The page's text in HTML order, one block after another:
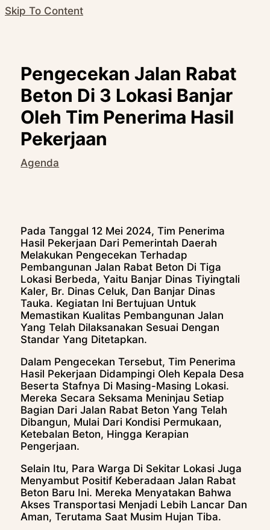
Skip To Content
Pengecekan Jalan Rabat
Beton Di 3 Lokasi Banjar
Oleh Tim Penerima Hasil
Pekerjaan
Agenda
Pada Tanggal 12 Mei 2024, Tim Penerima
Hasil Pekerjaan Dari Pemerintah Daerah
Melakukan Pengecekan Terhadap
Pembangunan Jalan Rabat Beton Di Tiga
Lokasi Berbeda, Yaitu Banjar Dinas Tiyingtali
Kaler, Br. Dinas Celuk, Dan Banjar Dinas
Tauka. Kegiatan Ini Bertujuan Untuk
Memastikan Kualitas Pembangunan Jalan
Yang Telah Dilaksanakan Sesuai Dengan
Standar Yang Ditetapkan.
Dalam Pengecekan Tersebut, Tim Penerima
Hasil Pekerjaan Didampingi Oleh Kepala Desa
Beserta Stafnya Di Masing-Masing Lokasi.
Mereka Secara Seksama Meninjau Setiap
Bagian Dari Jalan Rabat Beton Yang Telah
Dibangun, Mulai Dari Kondisi Permukaan,
Ketebalan Beton, Hingga Kerapian
Pengerjaan.
Selain Itu, Para Warga Di Sekitar Lokasi Juga
Menyambut Positif Keberadaan Jalan Rabat
Beton Baru Ini. Mereka Menyatakan Bahwa
Akses Transportasi Menjadi Lebih Lancar Dan
Aman, Terutama Saat Musim Hujan Tiba.